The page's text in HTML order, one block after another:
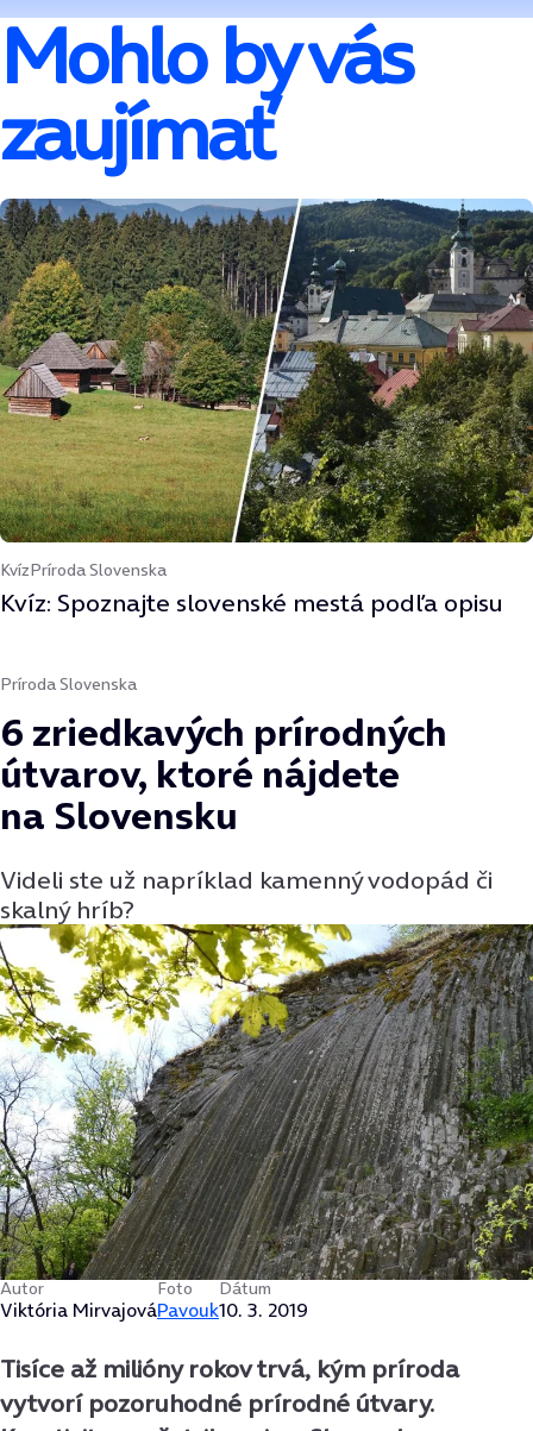
Mohlo by vás
zaujímať
KvízPríroda Slovenska
Kvíz: Spoznajte slovenské mestá podľa opisu
Príroda Slovenska
6 zriedkavých prírodných
útvarov, ktoré nájdete
na Slovensku
Videli ste už napríklad kamenný vodopád či
skalný hríb?
Autor
Viktória Mirvajová
Foto
Pavouk
Dátum
10. 3. 2019
Tisíce až milióny rokov trvá, kým príroda
vytvorí pozoruhodné prírodné útvary.